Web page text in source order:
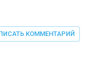
КОММЕНТАРИЙ